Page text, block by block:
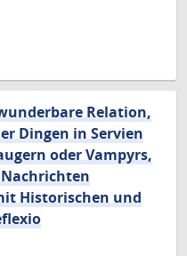
Relation,
Dingen in Servien
oder Vampyrs,
Historischen und